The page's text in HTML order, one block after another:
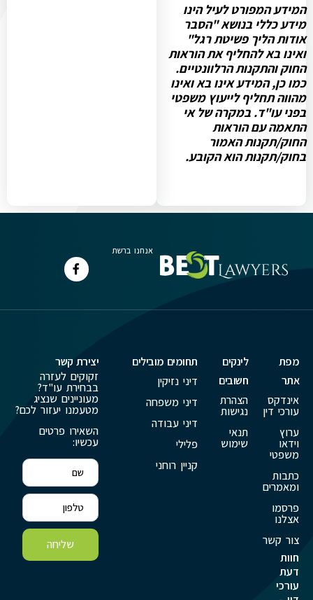
המידע המפורט לעיל הינו
מידע כללי בנושא "הסבר
אודות הליך פשיטת רגל"
ואינו בא להחליף את הוראות
החוק והתקנות הרלוונטיים.
כמו כן, המידע אינו בא ואינו
מהווה תחליף לייעוץ משפטי
בפני עו"ד. במקרה של אי
התאמה עם הוראות
החוק/תקנות האמור
בחוק/תקנות הוא הקובע.
אנחנו ברשת
מפת
אתר
אינדקס
עורכי דין
ערוץ
וידאו
משפטי
כתבות
ומאמרים
פרסמו
אצלנו
צור קשר
חוות
דעת
עורכי
לינקים
חשובים
הצהרת
נגישות
תנאי
שימוש
תחומים מובילים
דיני נזיקין
דיני משפחה
דיני עבודה
פלילי
קניין רוחני
יצירת קשר
זקוקים לעזרה
בבחירת עו"ד?
מעוניינים שנציג
מטעמנו יעזור לכם?
השאירו פרטים
עכשיו:
שליחה